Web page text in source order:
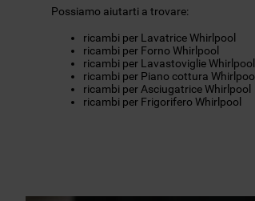
Possiamo aiutarti a trovare:
ricambi per Lavatrice Whirlpool
ricambi per Forno Whirlpool
ricambi per Lavastoviglie Whirlpool
ricambi per Piano cottura Whirlpool
ricambi per Asciugatrice Whirlpool
ricambi per Frigorifero Whirlpool